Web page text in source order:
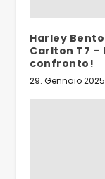
Harley
Carlton T7 –
confronto!
29. Gennaio 2025